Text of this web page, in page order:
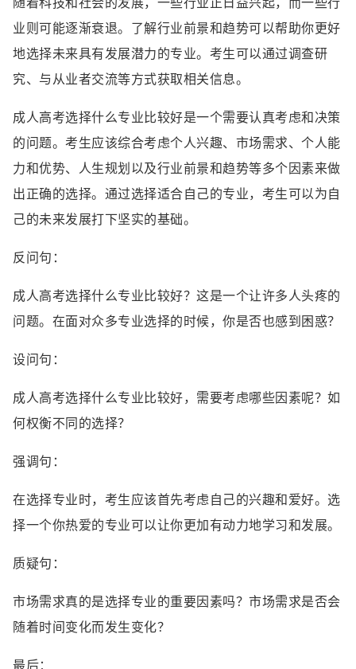
业则可能逐渐衰退。了解行业前景和趋势可以帮助你更好
地选择未来具有发展潜力的专业。考生可以通过调查研
究、与从业者交流等方式获取相关信息。
成人高考选择什么专业比较好是一个需要认真考虑和决策
的问题。考生应该综合考虑个人兴趣、市场需求、个人能
力和优势、人生规划以及行业前景和趋势等多个因素来做
出正确的选择。通过选择适合自己的专业，考生可以为自
己的未来发展打下坚实的基础。
反问句：
成人高考选择什么专业比较好？这是一个让许多人头疼的
问题。在面对众多专业选择的时候，你是否也感到困惑？
设问句：
成人高考选择什么专业比较好，需要考虑哪些因素呢？如
何权衡不同的选择？
强调句：
在选择专业时，考生应该首先考虑自己的兴趣和爱好。选
择一个你热爱的专业可以让你更加有动力地学习和发展。
质疑句：
市场需求真的是选择专业的重要因素吗？市场需求是否会
随着时间变化而发生变化？
最后：